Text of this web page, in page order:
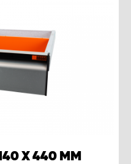
X 440 MM